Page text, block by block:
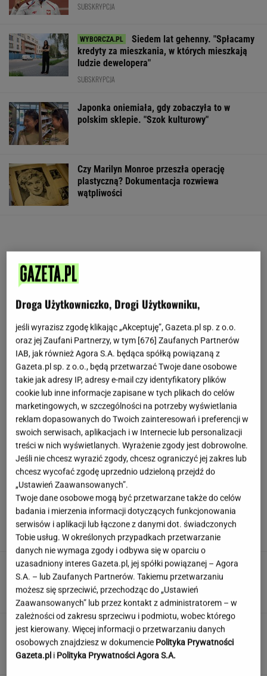
SUBSKRYPCJA
Siedem lat gehenny. "Spłacamy
kredyty za mieszkania, w których mieszkają
ludzie dewelopera"
SUBSKRYPCJA
Japonka oniemiała, gdy zobaczyła to w
polskim sklepie. "Szok kulturowy"
Czy Marilyn Monroe przeszła operację
plastyczną? Dokumentacja rozwiewa
wątpliwości
Poważny karambol podczas wyścigu w Polsce.
17 osób rannych
Ciągnie cię do niedostępnych osób?
Psychologia mówi o powodach
Tych słów używali nasi dziadkowie, teraz
niewiele osób je pamięta. A ty?
To nie droga na skróty. Matka pokazuje, jak
naprawdę wygląda edukacja domowa
MATERIAŁ PROMOCYJNY
Droga Użytkowniczko, Drogi Użytkowniku,
jeśli wyrazisz zgodę klikając „Akceptuję”, Gazeta.pl sp. z o.o.
oraz jej Zaufani Partnerzy, w tym [676] Zaufanych Partnerów
IAB, jak również Agora S.A. będąca spółką powiązaną z
Gazeta.pl sp. z o.o., będą przetwarzać Twoje dane osobowe
takie jak adresy IP, adresy e-mail czy identyfikatory plików
cookie lub inne informacje zapisane w tych plikach do celów
marketingowych, w szczególności na potrzeby wyświetlania
reklam dopasowanych do Twoich zainteresowań i preferencji w
swoich serwisach, aplikacjach i w Internecie lub personalizacji
treści w nich wyświetlanych. Wyrażenie zgody jest dobrowolne.
Jeśli nie chcesz wyrazić zgody, chcesz ograniczyć jej zakres lub
chcesz wycofać zgodę uprzednio udzieloną przejdź do
„Ustawień Zaawansowanych”.
Twoje dane osobowe mogą być przetwarzane także do celów
badania i mierzenia informacji dotyczących funkcjonowania
serwisów i aplikacji lub łączone z danymi dot. świadczonych
Tobie usług. W określonych przypadkach przetwarzanie
danych nie wymaga zgody i odbywa się w oparciu o
uzasadniony interes Gazeta.pl, jej spółki powiązanej – Agora
S.A. – lub Zaufanych Partnerów. Takiemu przetwarzaniu
możesz się sprzeciwić, przechodząc do „Ustawień
Zaawansowanych” lub przez kontakt z administratorem – w
zależności od zakresu sprzeciwu i podmiotu, wobec którego
jest kierowany. Więcej informacji o przetwarzaniu danych
osobowych znajdziesz w dokumencie Polityka Prywatności
Gazeta.pl i Polityka Prywatności Agora S.A.